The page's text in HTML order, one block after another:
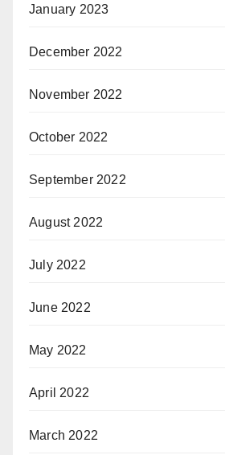
January 2023
December 2022
November 2022
October 2022
September 2022
August 2022
July 2022
June 2022
May 2022
April 2022
March 2022